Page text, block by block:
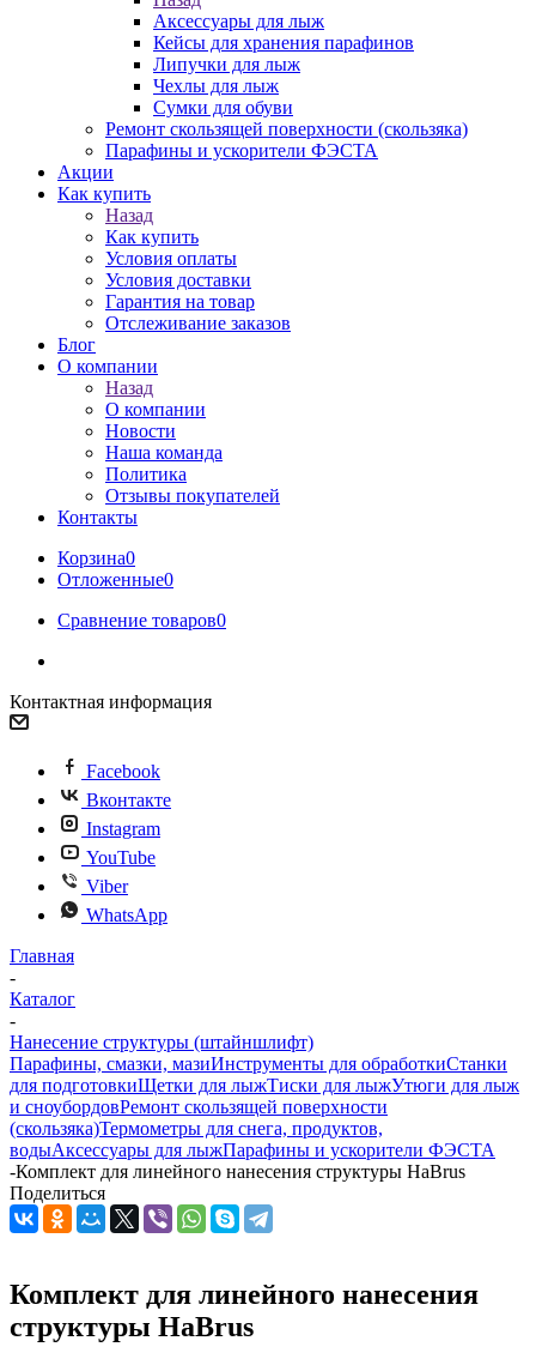
Аксессуары для лыж
Кейсы для хранения парафинов
Липучки для лыж
Чехлы для лыж
Сумки для обуви
Ремонт скользящей поверхности (скользяка)
Парафины и ускорители ФЭСТА
Акции
Как купить
Назад
Как купить
Условия оплаты
Условия доставки
Гарантия на товар
Отслеживание заказов
Блог
О компании
Назад
О компании
Новости
Наша команда
Политика
Отзывы покупателей
Контакты
Корзина0
Отложенные0
Сравнение товаров0
Контактная информация
Facebook
Вконтакте
Instagram
YouTube
Viber
WhatsApp
Главная
-
Каталог
-
Нанесение структуры (штайншлифт)
Парафины, смазки, мазиИнструменты для обработкиСтанки
для подготовкиЩетки для лыжТиски для лыжУтюги для лыж
и сноубордовРемонт скользящей поверхности
(скользяка)Термометры для снега, продуктов,
водыАксессуары для лыжПарафины и ускорители ФЭСТА
-Комплект для линейного нанесения структуры HaBrus
Поделиться
Комплект для линейного нанесения
структуры HaBrus